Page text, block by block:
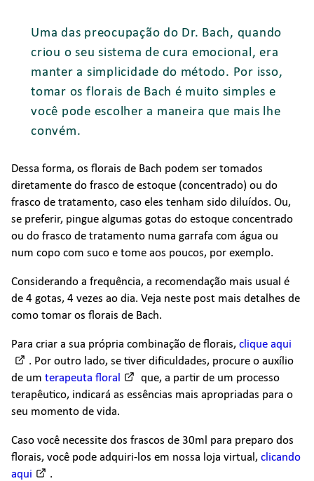
Uma das preocupação do Dr. Bach, quando
criou o seu sistema de cura emocional, era
manter a simplicidade do método. Por isso,
tomar os florais de Bach é muito simples e
você pode escolher a maneira que mais lhe
convém.
Dessa forma, os florais de Bach podem ser tomados
diretamente do frasco de estoque (concentrado) ou do
frasco de tratamento, caso eles tenham sido diluídos. Ou,
se preferir, pingue algumas gotas do estoque concentrado
ou do frasco de tratamento numa garrafa com água ou
num copo com suco e tome aos poucos, por exemplo.
Considerando a frequência, a recomendação mais usual é
de 4 gotas, 4 vezes ao dia. Veja neste post mais detalhes de
como tomar os florais de Bach.
Para criar a sua própria combinação de florais, clique aqui
. Por outro lado, se tiver dificuldades, procure o auxílio
de um terapeuta floral
que, a partir de um processo
terapêutico, indicará as essências mais apropriadas para o
seu momento de vida.
Caso você necessite dos frascos de 30ml para preparo dos
florais, você pode adquiri-los em nossa loja virtual, clicando
aqui
.